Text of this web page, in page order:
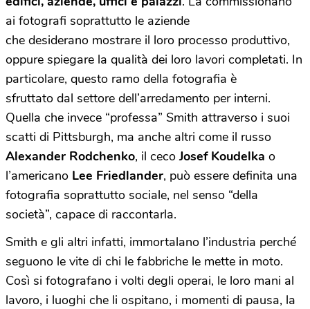
ai fotografi soprattutto le aziende
che desiderano mostrare il loro processo produttivo,
oppure spiegare la qualità dei loro lavori completati. In
particolare, questo ramo della fotografia è
sfruttato dal settore dell’arredamento per interni.
Quella che invece “professa” Smith attraverso i suoi
scatti di Pittsburgh, ma anche altri come il russo
Alexander Rodchenko, il cecoJosef Koudelka o
l’americano Lee Friedlander, può essere definita una
fotografia soprattutto sociale, nel senso “della
società”, capace di raccontarla.
Smith e gli altri infatti, immortalano l’industria perché
seguono le vite di chi le fabbriche le mette in moto.
Così si fotografano i volti degli operai, le loro mani al
lavoro, i luoghi che li ospitano, i momenti di pausa, la